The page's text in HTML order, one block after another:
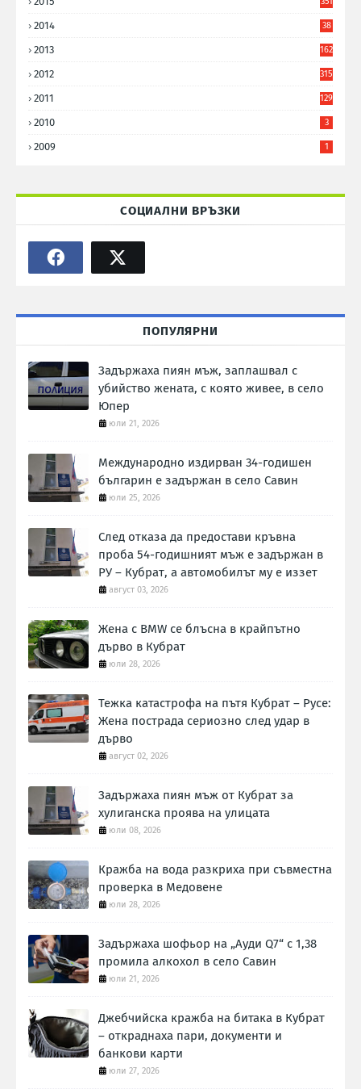
2014
38
2013 162
2012 315
2011 129
2010 3
2009 1
СОЦИАЛНИ ВРЪЗКИ
ПОПУЛЯРНИ
Задържаха пиян мъж, заплашвал с
убийство жената, с която живее, в село
Юпер
юли 21, 2026
Международно издирван 34-годишен
българин е задържан в село Савин
юли 25, 2026
След отказа да предостави кръвна
проба 54-годишният мъж е задържан в
РУ – Кубрат, а автомобилът му е иззет
август 03, 2026
Жена с BMW се блъсна в крайпътно
дърво в Кубрат
юли 28, 2026
Тежка катастрофа на пътя Кубрат – Русе:
Жена пострада сериозно след удар в
дърво
август 02, 2026
Задържаха пиян мъж от Кубрат за
хулиганска проява на улицата
юли 08, 2026
Кражба на вода разкриха при съвместна
проверка в Медовене
юли 28, 2026
Задържаха шофьор на „Ауди Q7“ с 1,38
промила алкохол в село Савин
юли 21, 2026
Джебчийска кражба на битака в Кубрат
– откраднаха пари, документи и
банкови карти
юли 27, 2026